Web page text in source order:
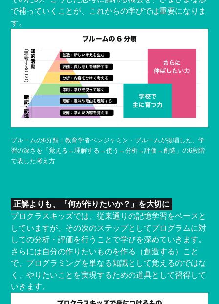
で補っていくことが、これからの学びでは重要になりま
す。
ブルームの6分類：教育学者ベンジャミン・ブルームが提唱した、学
習の深さを「覚える→理解する→使う→分析→評価→創造」の6段階
で表した考え方
正解よりも、「何が作りたいか？」を大切に
プロクラスキッズでは、従来通りの記憶学習をベースと
していますが、その次のステップとしてプログラムに対
しての分析・評価を行うことで学びを深めていきます。
さらには自分の作りたいものを作る（創造する）こと
で、プログラミングを単なる知識として覚えるのではな
く、やりたいことを実現するための道具として習得して
いきます。